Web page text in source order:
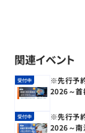
関連イベント
受付中
※先行予約
2026～首
受付中
※先行予約
2026～南